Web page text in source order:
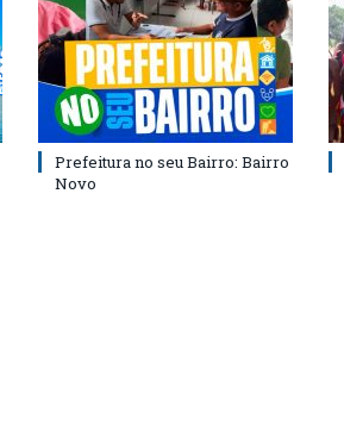
Prefeitura no seu Bairro: Bairro
Novo